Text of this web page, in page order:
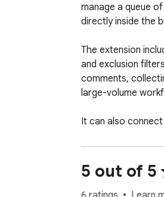
manage a queue
directly inside the
The extension
and exclusion
comments,
large-volume
It can also
visibility and
Tiếng Việt
5 out of 5